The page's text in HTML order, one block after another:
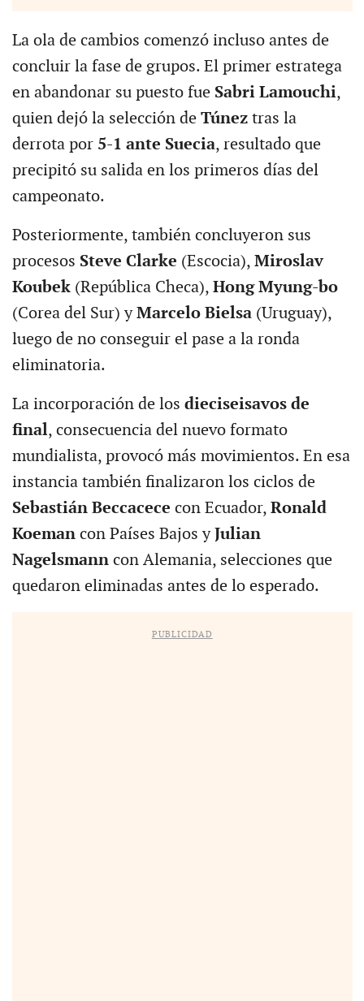
La ola de cambios comenzó incluso antes de
concluir la fase de grupos. El primer estratega
en abandonar su puesto fue Sabri Lamouchi,
quien dejó la selección de Túneztras la
derrota por 5-1 ante Suecia, resultado que
precipitó su salida en los primeros días del
campeonato.
Posteriormente, también concluyeron sus
procesos Steve Clarke (Escocia), Miroslav
Koubek(República Checa), Hong Myung-bo
(Corea del Sur) yMarcelo Bielsa(Uruguay),
luego de no conseguir el pase a la ronda
eliminatoria.
La incorporación de los dieciseisavos de
final, consecuencia del nuevo formato
mundialista, provocó más movimientos. En esa
instancia también finalizaron los ciclos de
Sebastián Beccacece con Ecuador, Ronald
Koemancon Países Bajos yJulian
Nagelsmanncon Alemania, selecciones que
quedaron eliminadas antes de lo esperado.
PUBLICIDAD